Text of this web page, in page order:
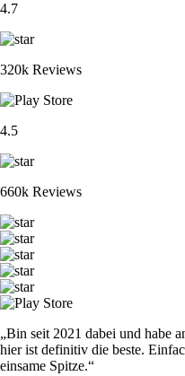
4.7
320k Reviews
4.5
660k Reviews
„Bin seit 2021 dabei und habe
hier ist definitiv die beste.
einsame Spitze.“